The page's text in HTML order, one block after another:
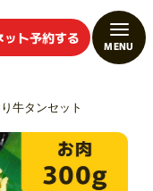
ット予約する
牛タンセット